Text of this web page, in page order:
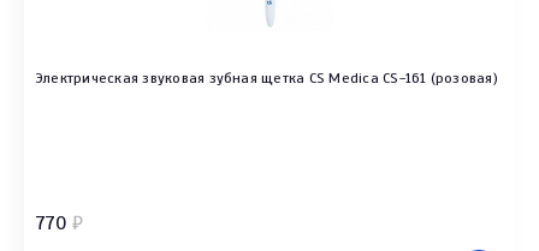
Электрическая звуковая зубная щетка CS Medica CS-161 (розовая)
770 ₽